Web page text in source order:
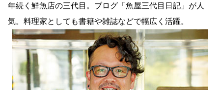
年続く鮮魚店の三代目。ブログ「魚屋三代目日記」が人
気。料理家としても書籍や雑誌などで幅広く活躍。